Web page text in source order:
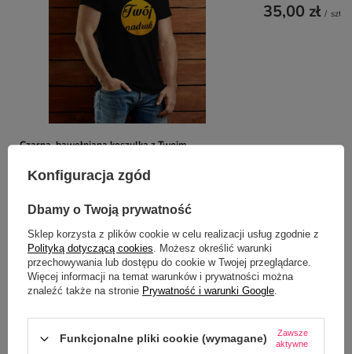
Czarna, bawełniana koszulka z Twoim
59,00 zł-69,00 zł
35,00 zł / szt.
Z NASZEGO BLOGA
5 okazji, kiedy personalizowana koszulka sprawdzi
Konfiguracja zgód
Dbamy o Twoją prywatność
Sklep korzysta z plików cookie w celu realizacji usług zgodnie z
Polityką dotyczącą cookies. Możesz określić warunki
przechowywania lub dostępu do cookie w Twojej przeglądarce.
Więcej informacji na temat warunków i prywatności można
znaleźć także na stronie Prywatność i warunki Google.
Funkcjonalne pliki cookie (wymagane)
Zawsze
aktywne